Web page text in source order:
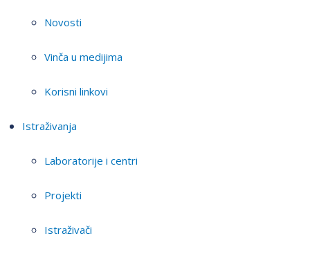
Novosti
Vinča u medijima
Korisni linkovi
Istraživanja
Laboratorije i centri
Projekti
Istraživači